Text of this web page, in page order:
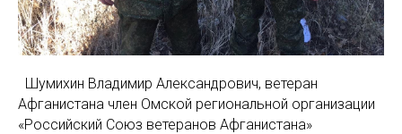
Шумихин Владимир Александрович, ветеран
Афганистана член Омской региональной организации
«Российский Союз ветеранов Афганистана»